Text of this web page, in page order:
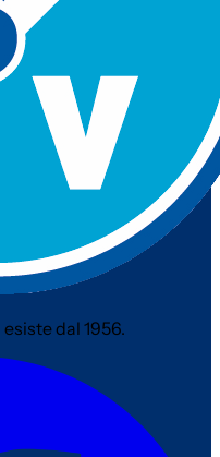
dal 1956.